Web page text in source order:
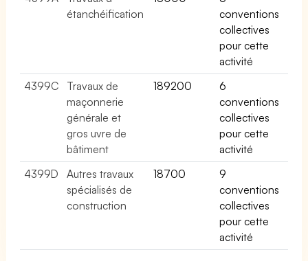
étanchéification
conventions
collectives
pour cette
activité
4399C
Travaux de
maçonnerie
générale et
gros uvre de
bâtiment
189200
6
conventions
collectives
pour cette
activité
4399D
Autres travaux
spécialisés de
construction
18700
9
conventions
collectives
pour cette
activité